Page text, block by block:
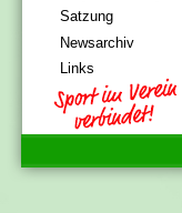
Satzung
Newsarchiv
Links